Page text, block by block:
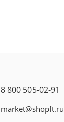
8 800 505-02-91
market@shopft.ru